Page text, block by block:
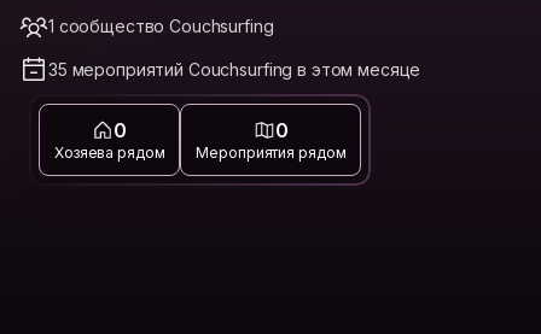
1 сообщество Couchsurfing
35 мероприятий Couchsurfing в этом месяце
0
Хозяева рядом
0
Мероприятия рядом